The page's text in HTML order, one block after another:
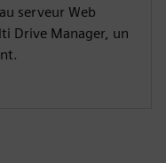
serveur Web
Drive Manager, un